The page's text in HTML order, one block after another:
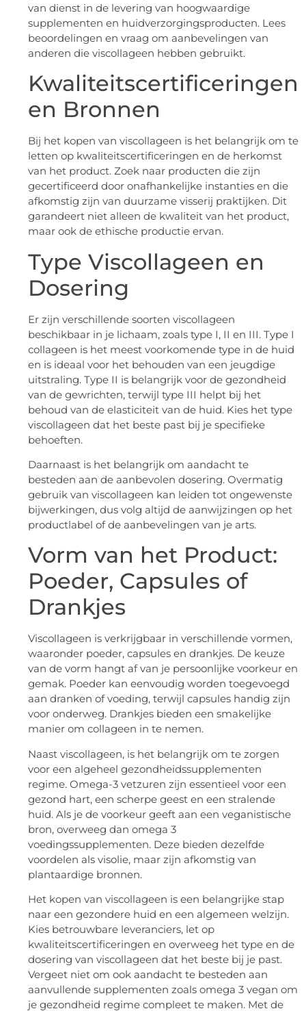
van dienst in de levering van hoogwaardige
supplementen en huidverzorgingsproducten. Lees
beoordelingen en vraag om aanbevelingen van
anderen die viscollageen hebben gebruikt.
Kwaliteitscertificeringen
en Bronnen
Bij het kopen van viscollageen is het belangrijk om te
letten op kwaliteitscertificeringen en de herkomst
van het product. Zoek naar producten die zijn
gecertificeerd door onafhankelijke instanties en die
afkomstig zijn van duurzame visserij praktijken. Dit
garandeert niet alleen de kwaliteit van het product,
maar ook de ethische productie ervan.
Type Viscollageen en
Dosering
Er zijn verschillende soorten viscollageen
beschikbaar in je lichaam, zoals type I, II en III. Type I
collageen is het meest voorkomende type in de huid
en is ideaal voor het behouden van een jeugdige
uitstraling. Type II is belangrijk voor de gezondheid
van de gewrichten, terwijl type III helpt bij het
behoud van de elasticiteit van de huid. Kies het type
viscollageen dat het beste past bij je specifieke
behoeften.
Daarnaast is het belangrijk om aandacht te
besteden aan de aanbevolen dosering. Overmatig
gebruik van viscollageen kan leiden tot ongewenste
bijwerkingen, dus volg altijd de aanwijzingen op het
productlabel of de aanbevelingen van je arts.
Vorm van het Product:
Poeder, Capsules of
Drankjes
Viscollageen is verkrijgbaar in verschillende vormen,
waaronder poeder, capsules en drankjes. De keuze
van de vorm hangt af van je persoonlijke voorkeur en
gemak. Poeder kan eenvoudig worden toegevoegd
aan dranken of voeding, terwijl capsules handig zijn
voor onderweg. Drankjes bieden een smakelijke
manier om collageen in te nemen.
Naast viscollageen, is het belangrijk om te zorgen
voor een algeheel gezondheidssupplementen
regime. Omega-3 vetzuren zijn essentieel voor een
gezond hart, een scherpe geest en een stralende
huid. Als je de voorkeur geeft aan een veganistische
bron, overweeg dan omega 3
voedingssupplementen. Deze bieden dezelfde
voordelen als visolie, maar zijn afkomstig van
plantaardige bronnen.
Het kopen van viscollageen is een belangrijke stap
naar een gezondere huid en een algemeen welzijn.
Kies betrouwbare leveranciers, let op
kwaliteitscertificeringen en overweeg het type en de
dosering van viscollageen dat het beste bij je past.
Vergeet niet om ook aandacht te besteden aan
aanvullende supplementen zoals omega 3 vegan om
je gezondheid regime compleet te maken. Met de